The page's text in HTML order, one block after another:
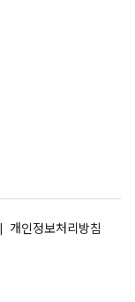
개인정보처리방침